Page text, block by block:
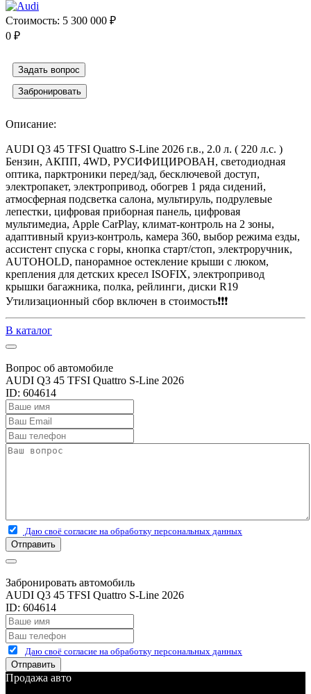
Стоимость: 5 300 000 ₽
0 ₽
Задать вопрос
Забронировать
Описание:
AUDI Q3 45 TFSI Quattro S-Line 2026 г.в., 2.0 л. ( 220 л.с. )
Бензин, АКПП, 4WD, РУСИФИЦИРОВАН, светодиодная
оптика, парктроники перед/зад, бесключевой доступ,
электропакет, электропривод, обогрев 1 ряда сидений,
атмосферная подсветка салона, мультируль, подрулевые
лепестки, цифровая приборная панель, цифровая
мультимедиа, Apple CarPlay, климат-контроль на 2 зоны,
адаптивный круиз-контроль, камера 360, выбор режима езды,
ассистент спуска с горы, кнопка старт/стоп, электроручник,
AUTOHOLD, панорамное остекление крыши с люком,
крепления для детских кресел ISOFIX, электропривод
крышки багажника, полка, рейлинги, диски R19
Утилизационный сбор включен в стоимость❗️❗️❗️
В каталог
Вопрос об автомобиле
AUDI Q3 45 TFSI Quattro S-Line 2026
ID: 604614
Даю своё согласие на обработку персональных данных
Отправить
Забронировать автомобиль
AUDI Q3 45 TFSI Quattro S-Line 2026
ID: 604614
Даю своё согласие на обработку персональных данных
Отправить
Продажа авто